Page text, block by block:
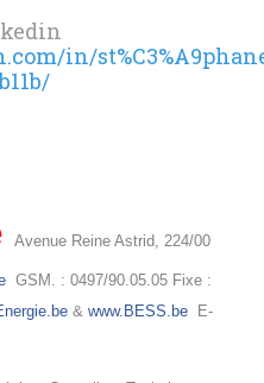
in/
Avenue Reine Astrid, 224/00
GSM. : 0497/90.05.05 Fixe :
& www.BESS.be E-